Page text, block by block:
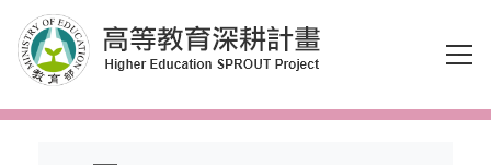
跳到主要內容區塊